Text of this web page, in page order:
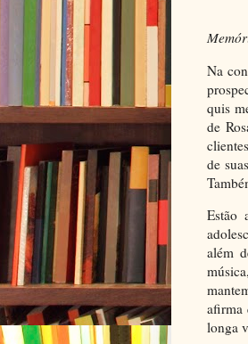
Na
quis
de
de
Estão
além
afirma
longa